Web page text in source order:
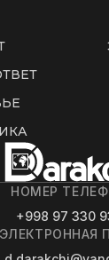
НОМЕР
+998 97 330
ЭЛЕКТРОННАЯ